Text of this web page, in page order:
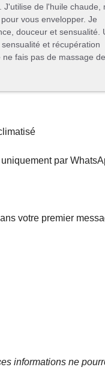
J'utilise de l'huile chaude,
vous envelopper. Je
douceur et sensualité.
et récupération
ne fais pas de massage
par
votre premier
informations ne